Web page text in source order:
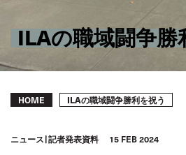
ILAの職域闘争勝
Breadcrumb
HOME ILAの職域闘争勝利を祝う
ニュース 記者発表資料 15 FEB 2024